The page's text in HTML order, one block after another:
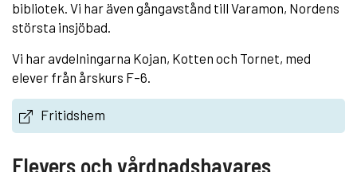
bibliotek. Vi har även gångavstånd till Varamon, Nordens
största insjöbad.
Vi har avdelningarna Kojan, Kotten och Tornet, med
elever från årskurs F–6.
Fritidshem
Elevers och vårdnadshavares